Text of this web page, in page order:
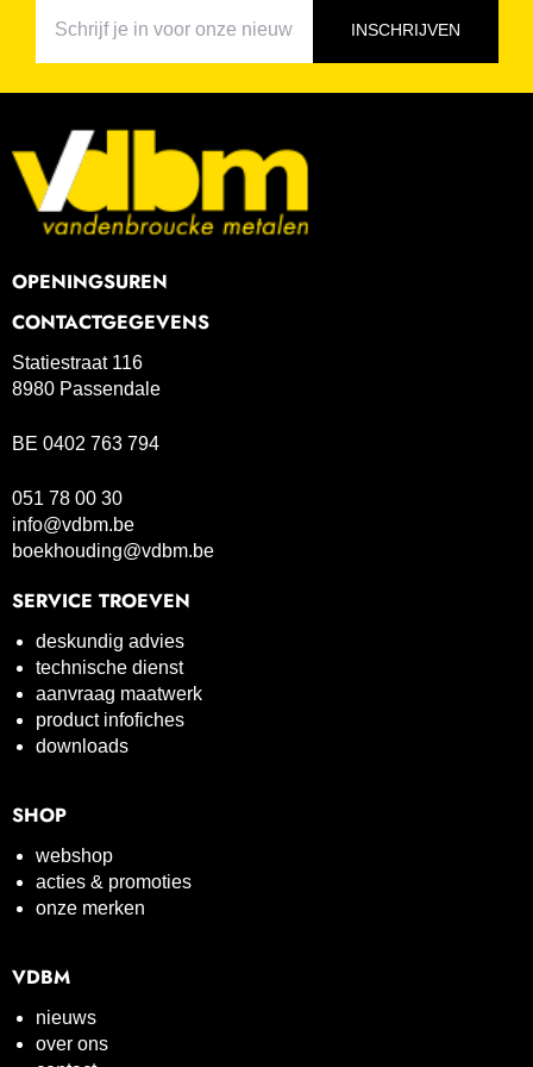
INSCHRIJVEN
OPENINGSUREN
CONTACTGEGEVENS
Statiestraat 116
8980 Passendale
BE 0402 763 794
051 78 00 30
info@vdbm.be
boekhouding@vdbm.be
SERVICE TROEVEN
deskundig advies
technische dienst
aanvraag maatwerk
product infofiches
downloads
SHOP
webshop
acties & promoties
onze merken
VDBM
nieuws
over ons